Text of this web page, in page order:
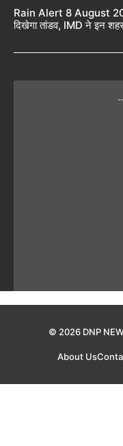
Rain Alert 8 August
दिखेगा तांडव, IMD ने इन
© 2026 DNP
About Us